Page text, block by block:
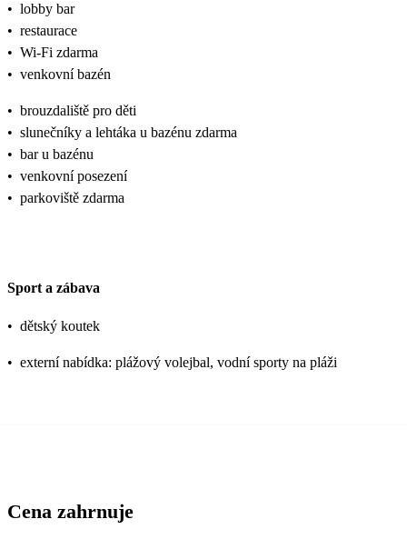
• lobby bar
• restaurace
• Wi-Fi zdarma
• venkovní bazén
• brouzdaliště pro děti
• slunečníky a lehtáka u bazénu zdarma
• bar u bazénu
• venkovní posezení
• parkoviště zdarma
Sport a zábava
• dětský koutek
• externí nabídka: plážový volejbal, vodní sporty na pláži
Cena zahrnuje